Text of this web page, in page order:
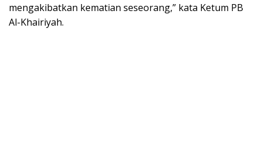
mengakibatkan kematian seseorang,” kata Ketum PB
Al-Khairiyah.